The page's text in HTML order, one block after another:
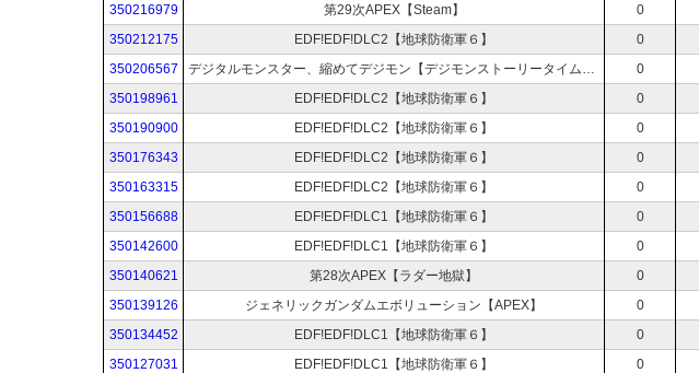
350216979
第29次APEX【Steam】 0
350212175
EDF!EDF!DLC2【地球防衛軍６】 0
350206567
デジタルモンスター、縮めてデジモン【デジモンストーリータイムストレンジャー】 0
350198961
EDF!EDF!DLC2【地球防衛軍６】 0
350190900
EDF!EDF!DLC2【地球防衛軍６】 0
350176343
EDF!EDF!DLC2【地球防衛軍６】 0
350163315
EDF!EDF!DLC2【地球防衛軍６】 0
350156688
EDF!EDF!DLC1【地球防衛軍６】 0
350142600
EDF!EDF!DLC1【地球防衛軍６】 0
350140621
第28次APEX【ラダー地獄】 0
350139126
ジェネリックガンダムエボリューション【APEX】 0
350134452
EDF!EDF!DLC1【地球防衛軍６】 0
350127031
EDF!EDF!DLC1【地球防衛軍６】 0